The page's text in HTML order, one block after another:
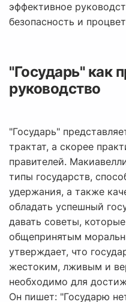
эффективное
безопасность и
"Государь" как
руководство
"Государь"
трактат, а скорее
правителей.
типы государств,
удержания, а также
обладать успешный
давать советы,
общепринятым
утверждает, что
жестоким, лживым и
необходимо для
Он пишет: "Государю